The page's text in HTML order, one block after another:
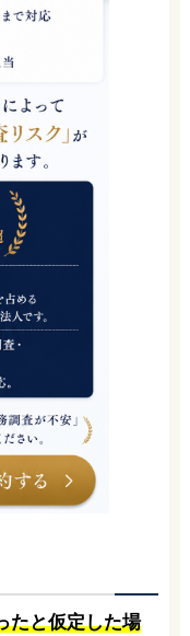
たと仮定した場